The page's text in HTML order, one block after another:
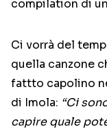
compilation di
Ci vorrà del
quella canzone
fattto capolino
di Imola: “Ci
capire quale